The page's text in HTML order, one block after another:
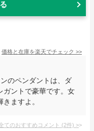
価格と在庫を楽天でチェック >>
のペンダントは、ダ
ガントで豪華です。女
ますよ。
てのおすすめコメント (2件) >